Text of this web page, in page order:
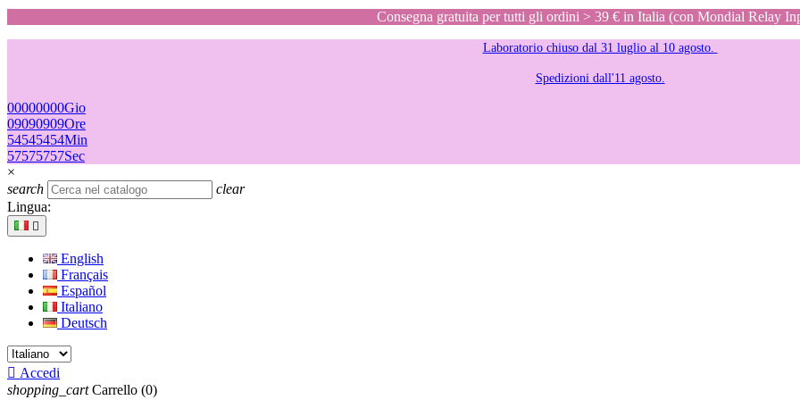
Consegna gratuita per tutti gli ordini > 39 € in Italia (con Mondial Relay
Laboratorio chiuso dal 31 luglio al 10 agosto.
Spedizioni dall'11 agosto.
00000000Gio
09090909Ore
54545454Min
57575757Sec
×
search
clear
Lingua:

English
Français
Español
Italiano
Deutsch
 Accedi
shopping_cart Carrello (0)